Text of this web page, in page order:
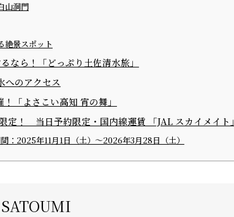
山洞門
絶景スポット
なら！「どっぷり土佐清水旅」
へのアクセス
「よさこい高知 宵の舞」
定！ 当日予約限定・国内線運賃 「JAL スカイメイト」
：2025年11月1日（土）〜2026年3月28日（土）